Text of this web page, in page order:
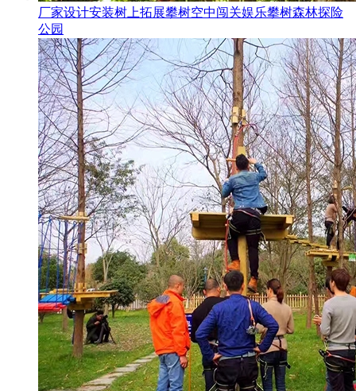
厂家设计安装树上拓展攀树空中闯关娱乐攀树森林探险
公园